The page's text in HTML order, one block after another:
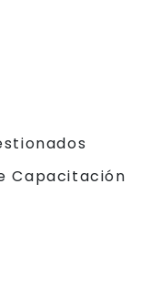
Capacitación